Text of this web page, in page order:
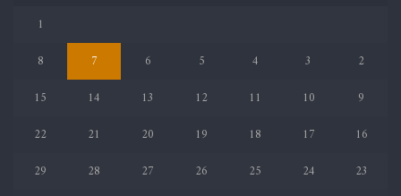
1
2
3
4
5
6
7
8
9
10
11
12
13
14
15
16
17
18
19
20
21
22
23
24
25
26
27
28
29